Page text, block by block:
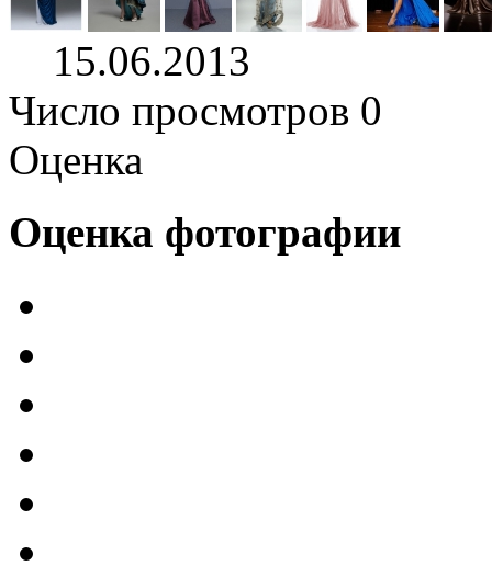
15.06.2013
Число просмотров 0
Оценка
Оценка фотографии